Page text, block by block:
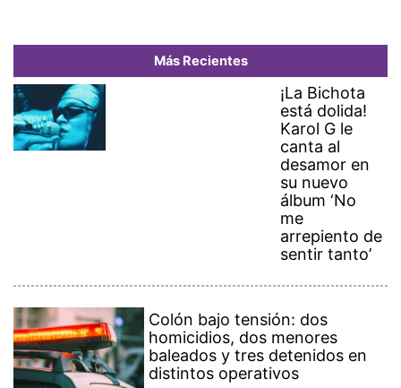
Más Recientes
¡La Bichota
está dolida!
Karol G le
canta al
desamor en
su nuevo
álbum ‘No
me
arrepiento de
sentir tanto’
Colón bajo tensión: dos
homicidios, dos menores
baleados y tres detenidos en
distintos operativos